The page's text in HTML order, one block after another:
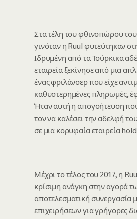
Στα τέλη του φθινοπώρου
γινόταν η Ruul φυτεύτηκαν
Ιδρυμένη από τα Τούρκικα
εταιρεία ξεκίνησε από μια
ένας φριλάνσερ που είχε
καθυστερημένες πληρωμές,
Ήταν αυτή η απογοήτευση
τον να καλέσει την αδελφή
σε μια κορυφαία εταιρεία
Μέχρι το τέλος του 2017, η
κρίσιμη ανάγκη στην αγορά
αποτελεσματική συνεργασία
επιχειρήσεων για γρήγορες